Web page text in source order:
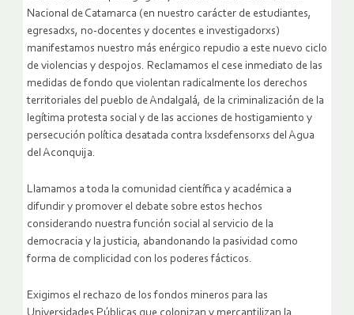
Nacional de Catamarca (en nuestro carácter de estudiantes,
egresadxs, no-docentes y docentes e investigadorxs)
manifestamos nuestro más enérgico repudio a este nuevo ciclo
de violencias y despojos. Reclamamos el cese inmediato de las
medidas de fondo que violentan radicalmente los derechos
territoriales del pueblo de Andalgalá, de la criminalización de la
legítima protesta social y de las acciones de hostigamiento y
persecución política desatada contra lxsdefensorxs del Agua
del Aconquija.
Llamamos a toda la comunidad científica y académica a
difundir y promover el debate sobre estos hechos
considerando nuestra función social al servicio de la
democracia y la justicia, abandonando la pasividad como
forma de complicidad con los poderes fácticos.
Exigimos el rechazo de los fondos mineros para las